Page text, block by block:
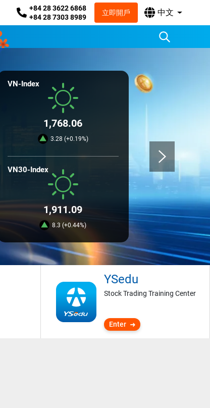
+84 28 3622 6868
+84 28 7303 8989
立即開戶 中文
VN-Index
1,768.06
3.28 (+0.19%)
VN30-Index
1,911.09
8.3 (+0.44%)
YSedu
Stock Trading Training Center
Enter